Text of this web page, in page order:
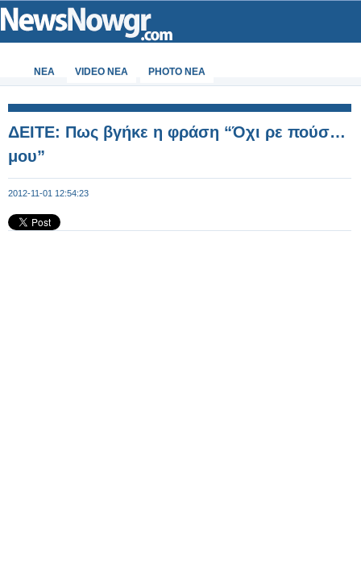
ΝΕΑ VIDEO NEA PHOTO NEA
ΔΕΙΤΕ: Πως βγήκε η φράση “Όχι ρε πούσ…
μου”
2012-11-01 12:54:23